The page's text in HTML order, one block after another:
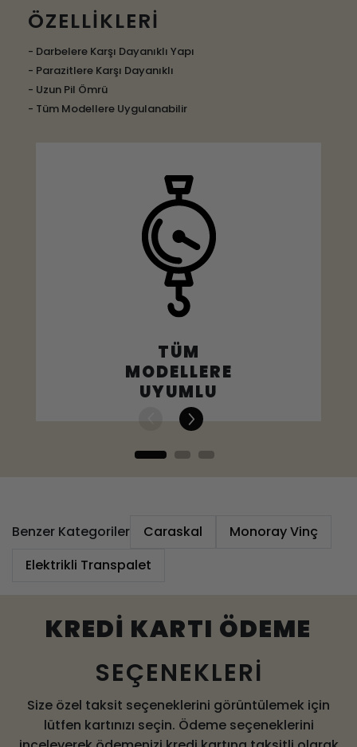
ÖZELLİKLERİ
- Darbelere Karşı Dayanıklı Yapı
- Parazitlere Karşı Dayanıklı
- Uzun Pil Ömrü
- Tüm Modellere Uygulanabilir
TÜM
MODELLERE
UYUMLU
Benzer Kategoriler Caraskal
Monoray Vinç
Elektrikli Transpalet
KREDİ KARTI ÖDEME
SEÇENEKLERİ
Size özel taksit seçeneklerini görüntülemek için
lütfen kartınızı seçin. Ödeme seçeneklerini